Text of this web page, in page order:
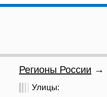
Регионы России →
Улицы: